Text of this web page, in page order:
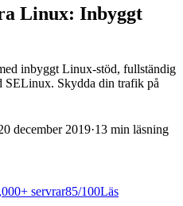
Linux: Inbyggt
inbyggt Linux-stöd, fullständig
SELinux. Skydda din trafik på
december 2019·13 min läsning
servrar85/100Läs